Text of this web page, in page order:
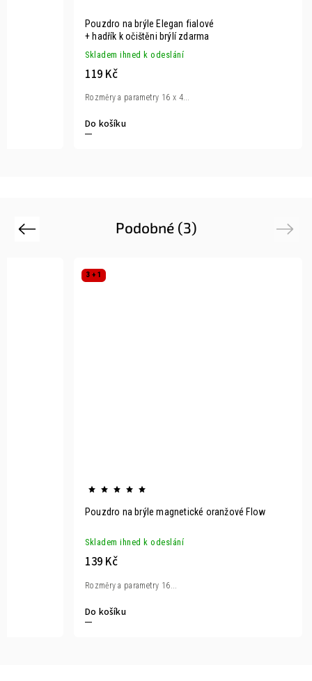
Pouzdro na brýle Elegan fialové
+ hadřík k očištěni brýlí zdarma
Skladem ihned k odeslání
119 Kč
Do košíku
Rozměry a parametry 16 x 4...
Podobné (3)
Previous
3 + 1
Pouzdro na brýle magnetické oranžové Flow
Skladem ihned k odeslání
139 Kč
Do košíku
Rozměry a parametry 16...
Next